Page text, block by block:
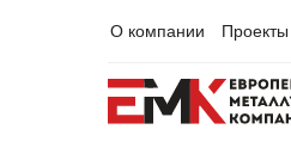
О компании Проекты